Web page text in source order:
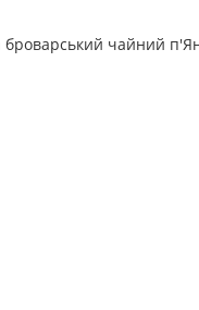
чайний